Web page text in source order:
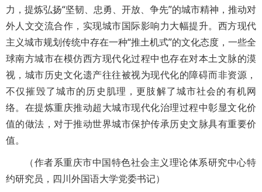
力，提炼弘扬“坚韧、忠勇、开放、争先”的城市精神，推动对
外人文交流合作，实现城市国际影响力大幅提升。西方现代
主义城市规划传统中存在一种“推土机式”的文化态度，一些全
球南方城市在模仿西方现代化过程中也存在对本土文脉的漠
视，城市历史文化遗产往往被视为现代化的障碍而非资源，
不仅摧毁了城市的历史肌理，更肢解了城市社会的有机网
络。在提炼重庆推动超大城市现代化治理过程中彰显文化价
值的做法，对于推动世界城市保护传承历史文脉具有重要价
值。
（作者系重庆市中国特色社会主义理论体系研究中心特
约研究员，四川外国语大学党委书记）